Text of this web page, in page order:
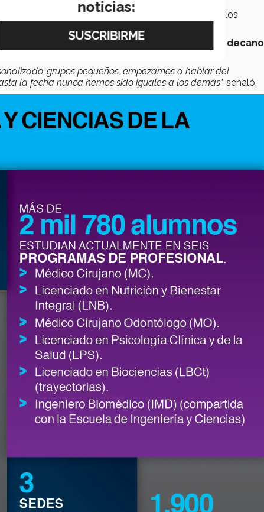
planes de estudio,Odontología, Nutrición y
entre sí para proveer de una salud integral a los
a las demás del país, indicó
Jorge Valdez, decano
grupos pequeños, empezamos a hablar del
la fecha nunca hemos sido iguales a los demás”, señaló.
noticias: